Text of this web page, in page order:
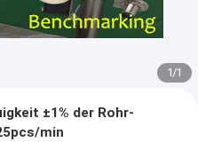
1/1
±1% der Rohr-
min